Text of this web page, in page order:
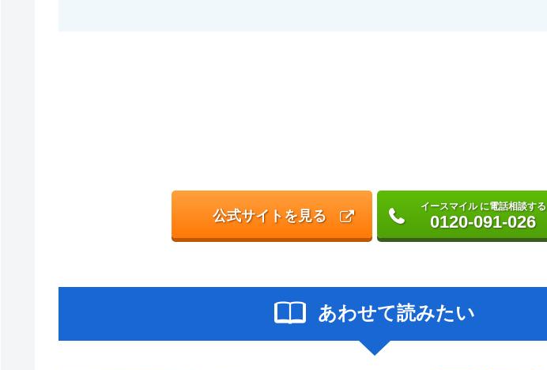
公式サイトを見る
イースマイル に電話相談する
0120-091-026
あわせて読みたい